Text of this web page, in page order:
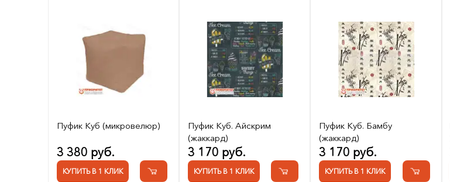
Пуфик Куб (микровелюр)
3 380 руб.
КУПИТЬ В 1 КЛИК
Пуфик Куб. Айскрим
(жаккард)
3 170 руб.
КУПИТЬ В 1 КЛИК
Пуфик Куб. Бамбу
(жаккард)
3 170 руб.
КУПИТЬ В 1 КЛИК